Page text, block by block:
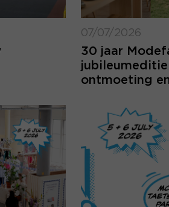
07/07/2026
30 jaar
ontmoeting